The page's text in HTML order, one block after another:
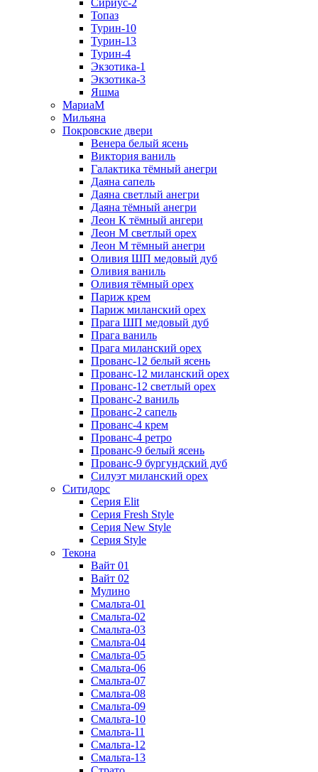
Сириус-2
Топаз
Турин-10
Турин-13
Турин-4
Экзотика-1
Экзотика-3
Яшма
МариаМ
Мильяна
Покровские двери
Венера белый ясень
Виктория ваниль
Галактика тёмный анегри
Даяна сапель
Даяна светлый анегри
Даяна тёмный анегри
Леон К тёмный ангери
Леон М светлый орех
Леон М тёмный анегри
Оливия ШП медовый дуб
Оливия ваниль
Оливия тёмный орех
Париж крем
Париж миланский орех
Прага ШП медовый дуб
Прага ваниль
Прага миланский орех
Прованс-12 белый ясень
Прованс-12 миланский орех
Прованс-12 светлый орех
Прованс-2 ваниль
Прованс-2 сапель
Прованс-4 крем
Прованс-4 ретро
Прованс-9 белый ясень
Прованс-9 бургундский дуб
Силуэт миланский орех
Ситидорс
Серия Elit
Серия Fresh Style
Серия New Style
Серия Style
Текона
Вайт 01
Вайт 02
Мулино
Смальта-01
Смальта-02
Смальта-03
Смальта-04
Смальта-05
Смальта-06
Смальта-07
Смальта-08
Смальта-09
Смальта-10
Смальта-11
Смальта-12
Смальта-13